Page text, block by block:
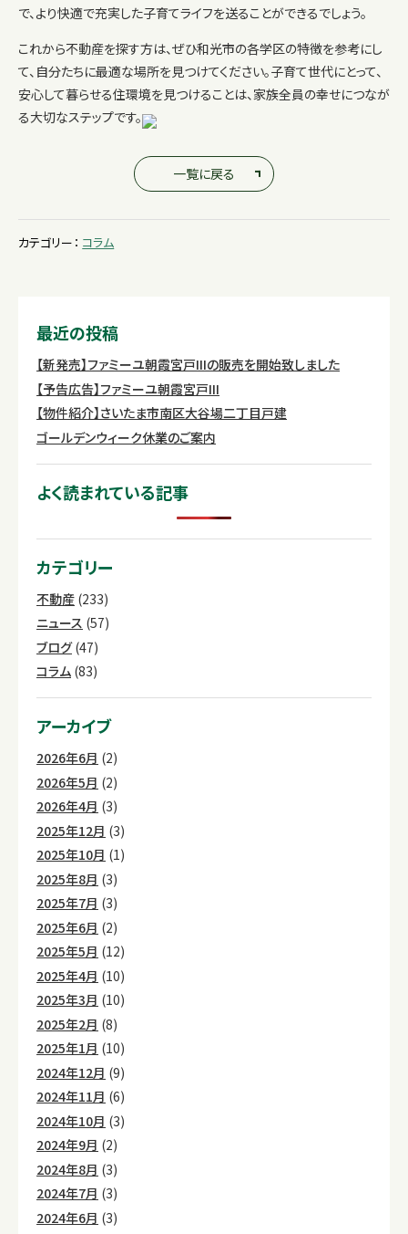
で、より快適で充実した子育てライフを送ることができるでしょう。
これから不動産を探す方は、ぜひ和光市の各学区の特徴を参考にし
て、自分たちに最適な場所を見つけてください。子育て世代にとって、
安心して暮らせる住環境を見つけることは、家族全員の幸せにつなが
る大切なステップです。
一覧に戻る
カテゴリー： コラム
最近の投稿
【新発売】ファミーユ朝霞宮戸IIIの販売を開始致しました
【予告広告】ファミーユ朝霞宮戸III
【物件紹介】さいたま市南区大谷場二丁目戸建
ゴールデンウィーク休業のご案内
よく読まれている記事
カテゴリー
不動産 (233)
ニュース (57)
ブログ(47)
コラム (83)
アーカイブ
2026年6月 (2)
2026年5月 (2)
2026年4月 (3)
2025年12月 (3)
2025年10月 (1)
2025年8月 (3)
2025年7月 (3)
2025年6月 (2)
2025年5月 (12)
2025年4月 (10)
2025年3月 (10)
2025年2月 (8)
2025年1月 (10)
2024年12月 (9)
2024年11月 (6)
2024年10月 (3)
2024年9月 (2)
2024年8月 (3)
2024年7月 (3)
2024年6月 (3)